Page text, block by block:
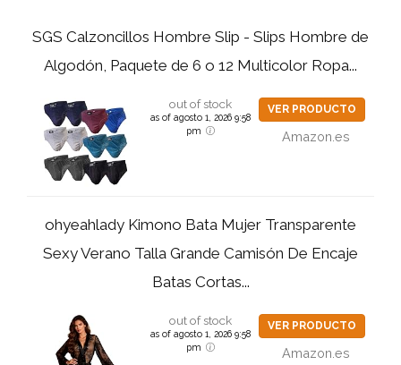
SGS Calzoncillos Hombre Slip - Slips Hombre de
Algodón, Paquete de 6 o 12 Multicolor Ropa...
out of stock
as of agosto 1, 2026 9:58
pm
VER PRODUCTO
Amazon.es
ohyeahlady Kimono Bata Mujer Transparente
Sexy Verano Talla Grande Camisón De Encaje
Batas Cortas...
out of stock
as of agosto 1, 2026 9:58
pm
VER PRODUCTO
Amazon.es